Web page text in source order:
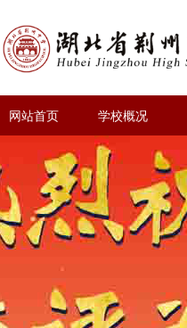
网站首页 学校概况